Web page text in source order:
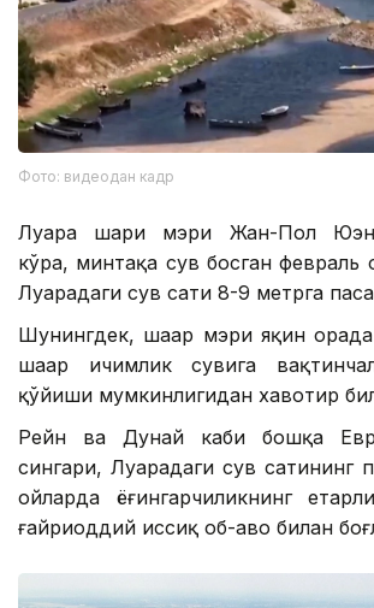
Фото: видеодан кадр
Луара шаҳри мэри Жан-Пол
кўра, минтақа сув босган февраль
Луарадаги сув сатҳи 8-9 метрга
Шунингдек, шаҳар мэри яқин
шаҳар ичимлик сувига
қўйиши мумкинлигидан хавотир
Рейн ва Дунай каби бошқа
сингари, Луарадаги сув сатҳининг
ойларда ёғингарчиликнинг
ғайриоддий иссиқ об-ҳаво билан